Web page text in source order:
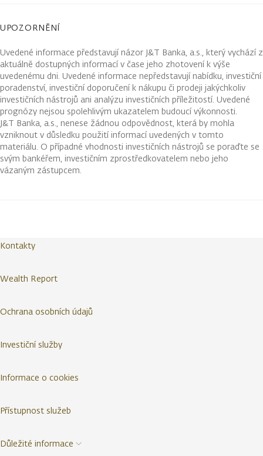
UPOZORNĚNÍ
Uvedené informace představují názor J&T Banka, a.s., který vychází z
aktuálně dostupných informací v čase jeho zhotovení k výše
uvedenému dni. Uvedené informace nepředstavují nabídku, investiční
poradenství, investiční doporučení k nákupu či prodeji jakýchkoliv
investičních nástrojů ani analýzu investičních příležitostí. Uvedené
prognózy nejsou spolehlivým ukazatelem budoucí výkonnosti.
J&T Banka, a.s., nenese žádnou odpovědnost, která by mohla
vzniknout v důsledku použití informací uvedených v tomto
materiálu. O případné vhodnosti investičních nástrojů se poraďte se
svým bankéřem, investičním zprostředkovatelem nebo jeho
vázaným zástupcem.
Kontakty
Wealth Report
Ochrana osobních údajů
Investiční služby
Informace o cookies
Přístupnost služeb
Důležité informace